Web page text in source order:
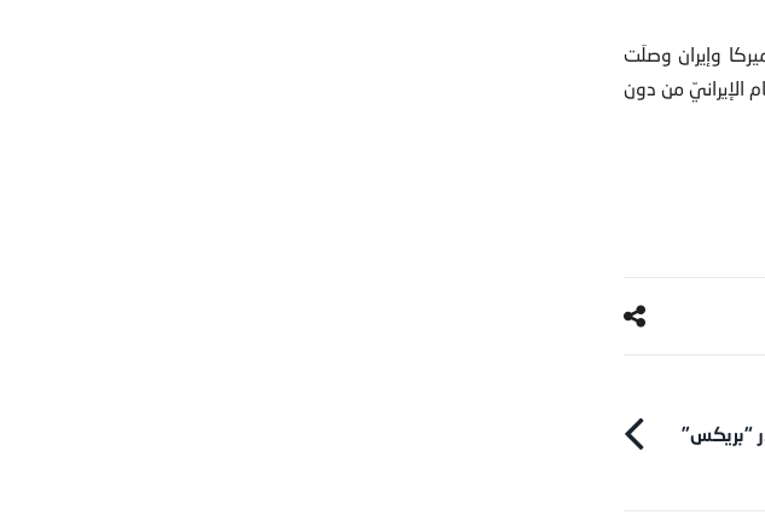
وإيران وصلَت
على النّظام الإيرانيّ من دون
“بريكس”